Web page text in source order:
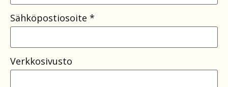
Sähköpostiosoite *
Verkkosivusto